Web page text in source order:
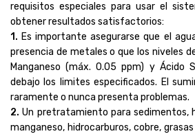
requisitos especiales para usar el
obtener resultados satisfactorios:
1. Es importante asegurarse que el
presencia de metales o que los niveles
Manganeso (máx. 0.05 ppm) y Ácido
debajo los limites especificados. El
raramente o nunca presenta problemas.
2. Un pretratamiento para sedimentos,
manganeso, hidrocarburos, cobre,